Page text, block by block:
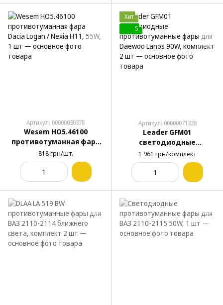
Артикул: 00000030378
Wesem HO5.46100
противотуманная фара
Dacia Logan / Nexia H11,
55W, 1 шт
818 грн/шт.
Хит
5
Артикул: 00000071328
Leader GFM01
светодиодные
противотуманные фары
для Daewoo Lanos 90W,
комплект 2 шт
1 961 грн/комплект